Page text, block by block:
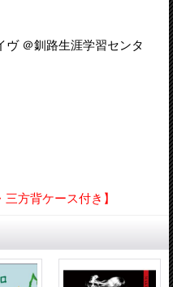
ヴ ＠釧路生涯学習センタ
方背ケース付き】